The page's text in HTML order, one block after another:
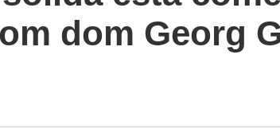
dom Georg